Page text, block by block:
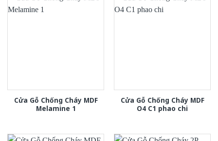
Cửa Gỗ Chống Cháy MDF
Melamine 1
Cửa Gỗ Chống Cháy MDF
O4 C1 phao chi